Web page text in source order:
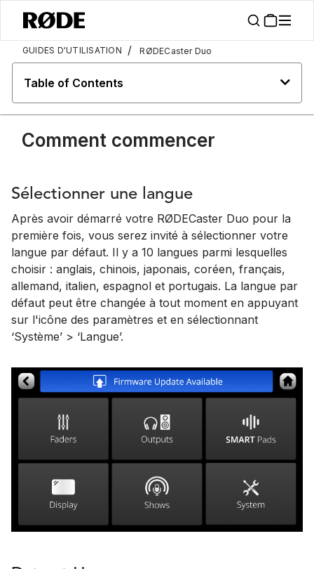
GUIDES D'UTILISATION / RØDECaster Duo
Table of Contents
Comment commencer
Sélectionner une langue
Après avoir démarré votre RØDECaster Duo pour la
première fois, vous serez invité à sélectionner votre
langue par défaut. Il y a 10 langues parmi lesquelles
choisir : anglais, chinois, japonais, coréen, français,
allemand, italien, espagnol et portugais. La langue par
défaut peut être changée à tout moment en appuyant
sur l'icône des paramètres et en sélectionnant
‘Système’ > ‘Langue’.